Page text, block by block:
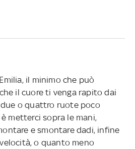
il minimo che può
il cuore ti venga rapito dai
o quattro ruote poco
metterci sopra le mani,
e smontare dadi, infine
o quanto meno